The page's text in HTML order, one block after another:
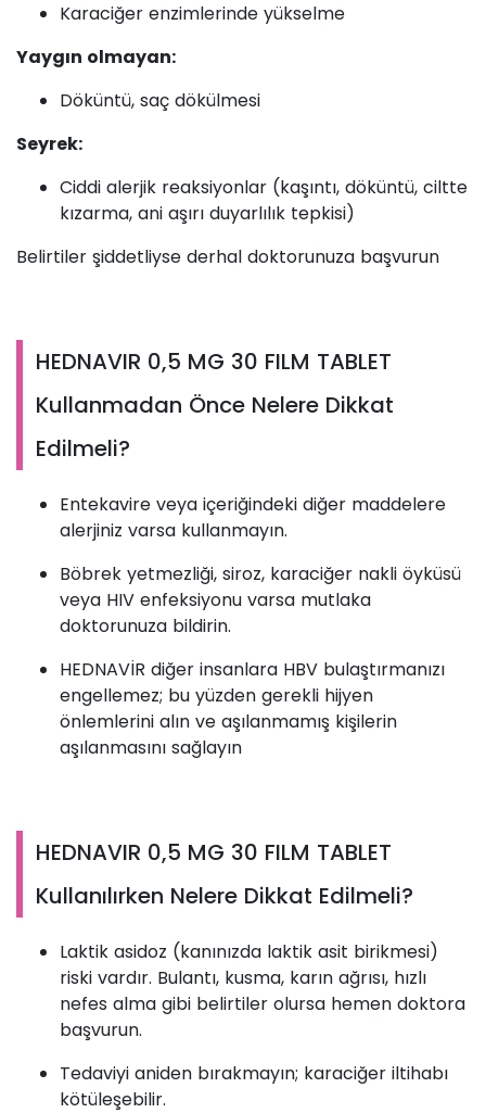
Karaciğer enzimlerinde yükselme
Yaygın olmayan:
Döküntü, saç dökülmesi
Seyrek:
Ciddi alerjik reaksiyonlar (kaşıntı, döküntü, ciltte
kızarma, ani aşırı duyarlılık tepkisi)
Belirtiler şiddetliyse derhal doktorunuza başvurun
HEDNAVIR 0,5 MG 30 FILM TABLET
Kullanmadan Önce Nelere Dikkat
Edilmeli?
Entekavire veya içeriğindeki diğer maddelere
alerjiniz varsa kullanmayın.
Böbrek yetmezliği, siroz, karaciğer nakli öyküsü
veya HIV enfeksiyonu varsa mutlaka
doktorunuza bildirin.
HEDNAVİR diğer insanlara HBV bulaştırmanızı
engellemez; bu yüzden gerekli hijyen
önlemlerini alın ve aşılanmamış kişilerin
aşılanmasını sağlayın
HEDNAVIR 0,5 MG 30 FILM TABLET
Kullanılırken Nelere Dikkat Edilmeli?
Laktik asidoz (kanınızda laktik asit birikmesi)
riski vardır. Bulantı, kusma, karın ağrısı, hızlı
nefes alma gibi belirtiler olursa hemen doktora
başvurun.
Tedaviyi aniden bırakmayın; karaciğer iltihabı
kötüleşebilir.